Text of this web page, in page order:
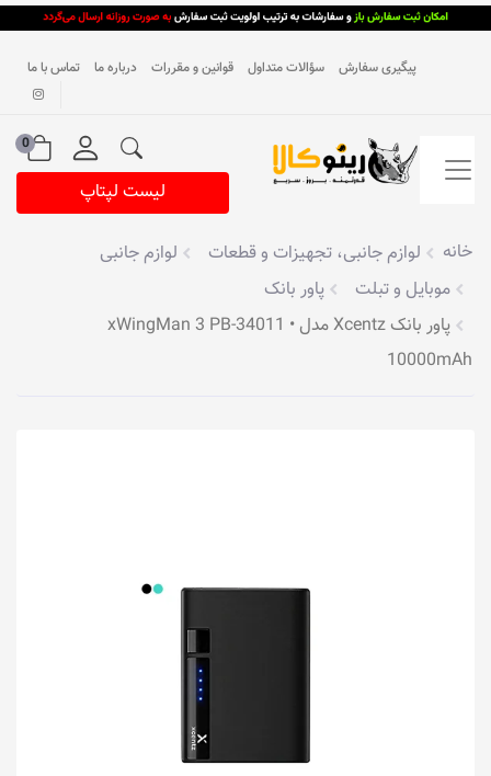
پیگیری سفارش سؤالات متداول قوانین و مقررات درباره ما تماس با ما
0
لیست لپتاپ
خانه لوازم جانبی، تجهیزات و قطعات
لوازم جانبی
موبایل و تبلت
پاور بانک
پاور بانک Xcentz مدل xWingMan 3 PB-34011 •
10000mAh